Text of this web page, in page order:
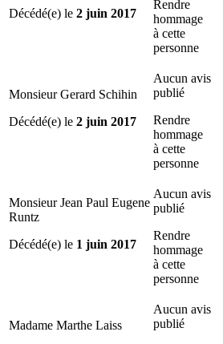
Décédé(e) le 2 juin 2017
Rendre
hommage
à cette
personne
Monsieur Gerard Schihin
Décédé(e) le 2 juin 2017
Aucun avis
publié
Rendre
hommage
à cette
personne
Monsieur Jean Paul Eugene
Runtz
Décédé(e) le 1 juin 2017
Aucun avis
publié
Rendre
hommage
à cette
personne
Madame Marthe Laiss
Aucun avis
publié